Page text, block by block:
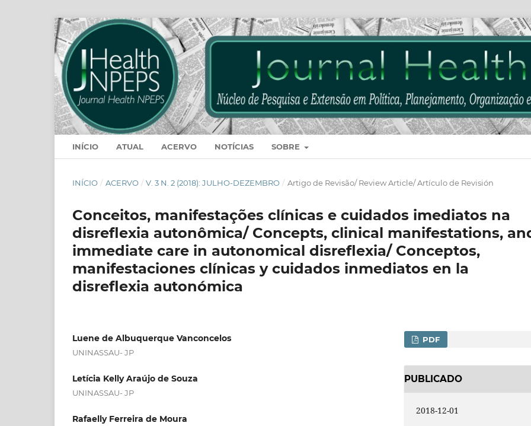
INÍCIO ATUAL ACERVO NOTÍCIAS SOBRE
INÍCIO / ACERVO / V. 3 N. 2 (2018): JULHO-DEZEMBRO / Artigo de Revisão/ Review Article/ Artículo de Revisión
Conceitos, manifestações clínicas e cuidados imediatos na
disreflexia autonômica/ Concepts, clinical manifestations,
immediate care in autonomical disreflexia/ Conceptos,
manifestaciones clínicas y cuidados inmediatos en la
disreflexia autonómica
Luene de Albuquerque Vanconcelos
UNINASSAU- JP
Letícia Kelly Araújo de Souza
UNINASSAU- JP
Rafaelly Ferreira de Moura
PDF
PUBLICADO
2018-12-01